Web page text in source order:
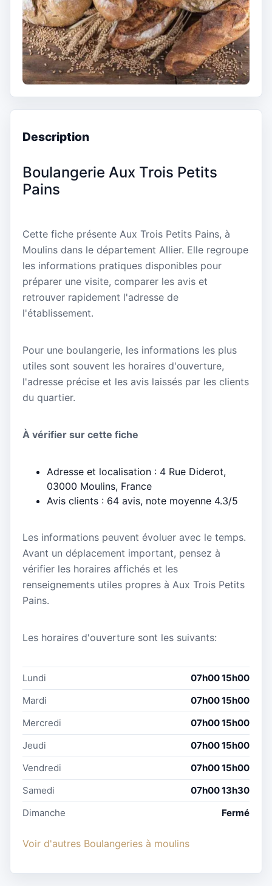
Description
Boulangerie Aux Trois Petits
Pains
Cette fiche présente Aux Trois Petits Pains, à
Moulins dans le département Allier. Elle regroupe
les informations pratiques disponibles pour
préparer une visite, comparer les avis et
retrouver rapidement l'adresse de
l'établissement.
Pour une boulangerie, les informations les plus
utiles sont souvent les horaires d'ouverture,
l'adresse précise et les avis laissés par les clients
du quartier.
À vérifier sur cette fiche
Adresse et localisation : 4 Rue Diderot,
03000 Moulins, France
Avis clients : 64 avis, note moyenne 4.3/5
Les informations peuvent évoluer avec le temps.
Avant un déplacement important, pensez à
vérifier les horaires affichés et les
renseignements utiles propres à Aux Trois Petits
Pains.
Les horaires d'ouverture sont les suivants:
Lundi
07h00 15h00
Mardi
07h00 15h00
Mercredi
07h00 15h00
Jeudi
07h00 15h00
Vendredi
07h00 15h00
Samedi
07h00 13h30
Dimanche
Fermé
Voir d'autres Boulangeries à moulins